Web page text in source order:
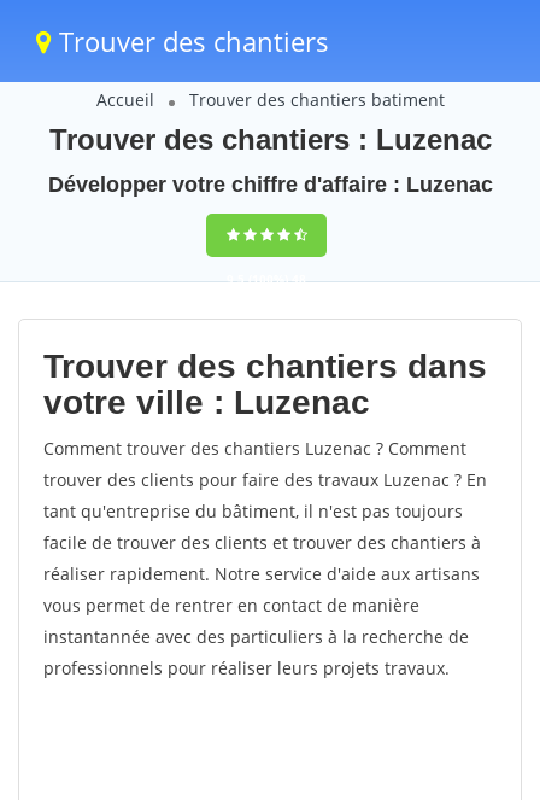
Trouver des chantiers
Accueil Trouver des chantiers batiment
Trouver des chantiers : Luzenac
Développer votre chiffre d'affaire : Luzenac
9,5(100%)48
votes
Trouver des chantiers dans
votre ville : Luzenac
Comment trouver des chantiers Luzenac ? Comment
trouver des clients pour faire des travaux Luzenac ? En
tant qu'entreprise du bâtiment, il n'est pas toujours
facile de trouver des clients et trouver des chantiers à
réaliser rapidement. Notre service d'aide aux artisans
vous permet de rentrer en contact de manière
instantannée avec des particuliers à la recherche de
professionnels pour réaliser leurs projets travaux.